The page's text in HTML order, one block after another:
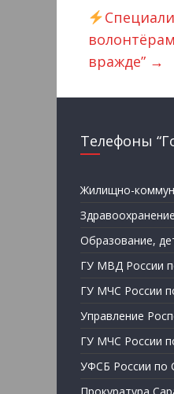
вражде” →
Телефоны
Жилищно-
Здравоохранение
Образование,
ГУ МВД России
ГУ МЧС России
Управление
ГУ МЧС России
УФСБ России по